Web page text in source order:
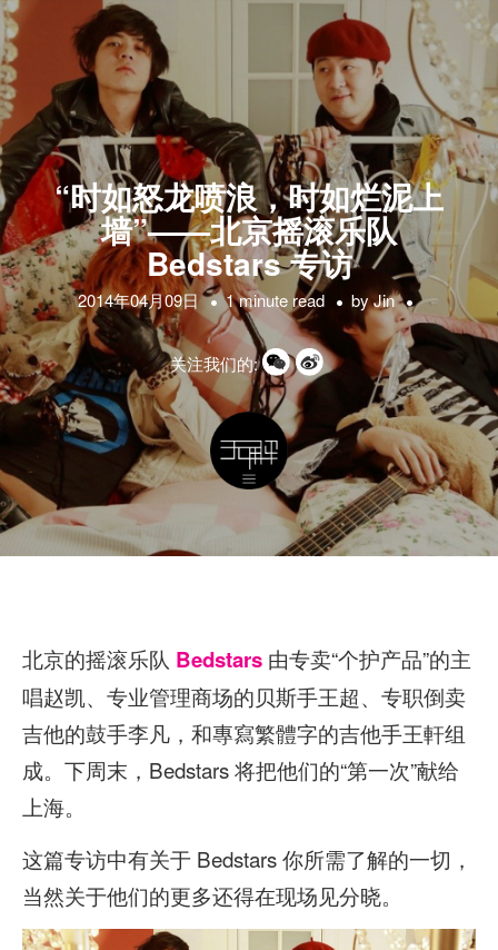
“时如怒龙喷浪，时如烂泥上
墙”——北京摇滚乐队
Bedstars 专访
2014年04月09日 1 minute read byJin
关注我们的:
北京的摇滚乐队 Bedstars 由专卖“个护产品”的主
唱赵凯、专业管理商场的贝斯手王超、专职倒卖
吉他的鼓手李凡，和專寫繁體字的吉他手王軒组
成。下周末，Bedstars 将把他们的“第一次”献给
上海。
这篇专访中有关于 Bedstars 你所需了解的一切，
当然关于他们的更多还得在现场见分晓。